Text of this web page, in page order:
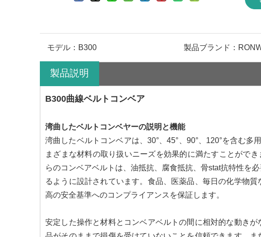
モデル： B300 製品ブランド：
製品説明
B300曲線ベルトコンベア
湾曲したベルトコンベヤーの説明と機能
湾曲したベルトコンベアは、30°、45°、90°、120°を含む
まざまな材料の取り扱いニーズを効果的に満たすことがで
らのコンベアベルトは、油抵抗、腐食抵抗、骨stat抗特性を
るように設計されています。食品、医薬品、毎日の化学物
高の安全基準へのコンプライアンスを保証します。
安定した操作と材料とコンベアベルトの間に相対的な動き